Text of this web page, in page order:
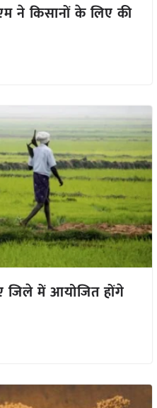
ने किसानों के लिए की
जिले में आयोजित होंगे